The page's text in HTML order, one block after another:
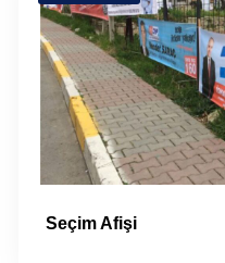
Seçim Afişi